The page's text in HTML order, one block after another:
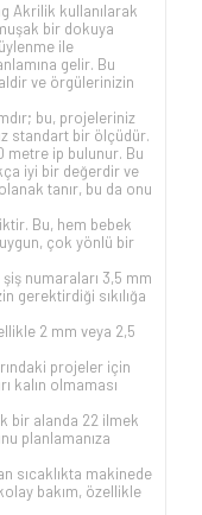
Akrilik kullanılarak
bir dokuya
ile
gelir. Bu
ve örgülerinizin
bu, projeleriniz
standart bir ölçüdür.
metre ip bulunur. Bu
iyi bir değerdir ve
tanır, bu da onu
Bu, hem bebek
çok yönlü bir
numaraları 3,5 mm
gerektirdiği sıkılığa
2 mm veya 2,5
projeler için
kalın olmaması
bir alanda 22 ilmek
planlamanıza
sıcaklıkta makinede
bakım, özellikle